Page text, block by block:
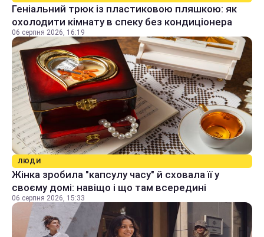
Геніальний трюк із пластиковою пляшкою: як
охолодити кімнату в спеку без кондиціонера
06 серпня 2026, 16:19
ЛЮДИ
Жінка зробила "капсулу часу" й сховала її у
своєму домі: навіщо і що там всередині
06 серпня 2026, 15:33